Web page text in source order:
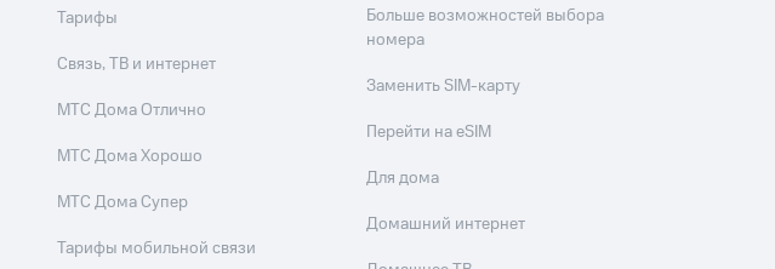
Тарифы
Связь, ТВ и интернет
МТС Дома Отлично
МТС Дома Хорошо
МТС Дома Супер
Тарифы мобильной связи
Больше возможностей выбора
номера
Заменить SIM-карту
Перейти на eSIM
Для дома
Домашний интернет